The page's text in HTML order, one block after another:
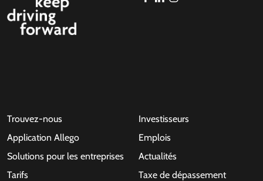
Trouvez-nous
Application Allego
Solutions pour les entreprises
Tarifs
Investisseurs
Emplois
Actualités
Taxe de dépassement